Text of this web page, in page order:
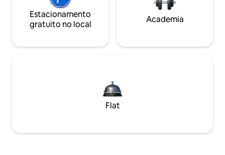
Estacionamento
gratuito no local
Academia
Flat